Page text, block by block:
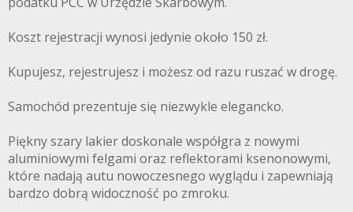
Koszt rejestracji wynosi jedynie około 150 zł.
Kupujesz, rejestrujesz i możesz od razu ruszać w drogę.
Samochód prezentuje się niezwykle elegancko.
Piękny szary lakier doskonale współgra z nowymi
aluminiowymi felgami oraz reflektorami ksenonowymi,
które nadają autu nowoczesnego wyglądu i zapewniają
bardzo dobrą widoczność po zmroku.